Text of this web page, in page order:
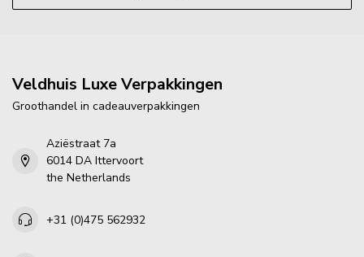
Veldhuis Luxe Verpakkingen
Groothandel in cadeauverpakkingen
Aziëstraat 7a
6014 DA Ittervoort
the Netherlands
+31 (0)475 562932